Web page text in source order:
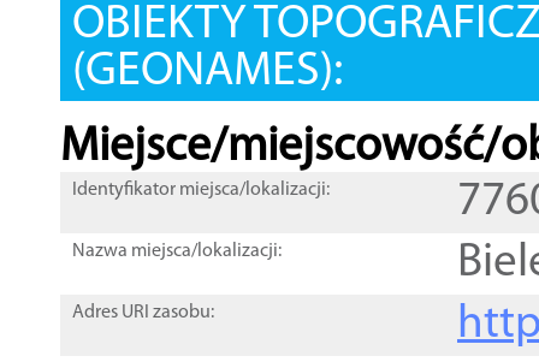
OBIEKTY
(GEONAMES):
Miejsce/miejscowość/
Identyfikator miejsca/lokalizacji:
Nazwa miejsca/lokalizacji:
Adres URI zasobu: